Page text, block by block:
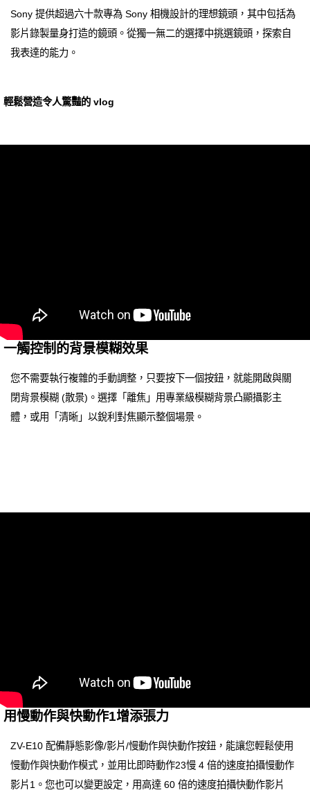
Sony 提供超過六十款專為 Sony 相機設計的理想鏡頭，其中包括為
影片錄製量身打造的鏡頭。從獨一無二的選擇中挑選鏡頭，探索自
我表達的能力。
輕鬆營造令人驚豔的 vlog
一觸控制的背景模糊效果
您不需要執行複雜的手動調整，只要按下一個按鈕，就能開啟與關
閉背景模糊 (散景)。選擇「離焦」用專業級模糊背景凸顯攝影主
體，或用「清晰」以銳利對焦顯示整個場景。
用慢動作與快動作1增添張力
ZV-E10 配備靜態影像/影片/慢動作與快動作按鈕，能讓您輕鬆使用
慢動作與快動作模式，並用比即時動作23慢 4 倍的速度拍攝慢動作
影片1。您也可以變更設定，用高達 60 倍的速度拍攝快動作影片